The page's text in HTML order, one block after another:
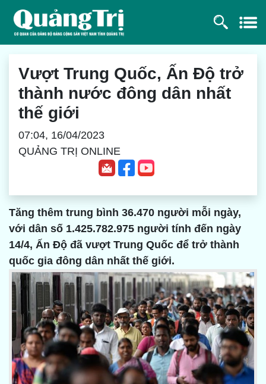
Vượt Trung Quốc, Ấn Độ trở
thành nước đông dân nhất
thế giới
07:04, 16/04/2023
QUẢNG TRỊ ONLINE
Tăng thêm trung bình 36.470 người mỗi ngày,
với dân số 1.425.782.975 người tính đến ngày
14/4, Ấn Độ đã vượt Trung Quốc để trở thành
quốc gia đông dân nhất thế giới.